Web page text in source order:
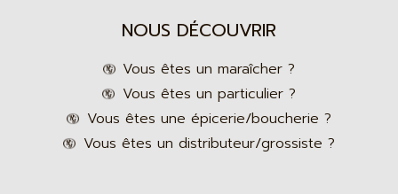
NOUS DÉCOUVRIR
Vous êtes un maraîcher ?
Vous êtes un particulier ?
Vous êtes une épicerie/boucherie ?
Vous êtes un distributeur/grossiste ?